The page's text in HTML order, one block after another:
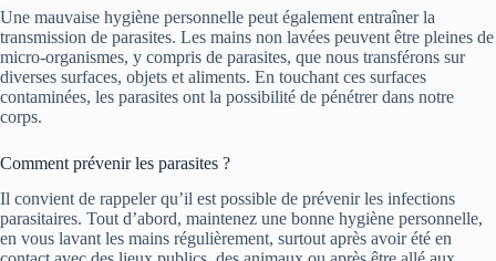
Une mauvaise hygiène personnelle peut également entraîner la
transmission de parasites. Les mains non lavées peuvent être pleines de
micro-organismes, y compris de parasites, que nous transférons sur
diverses surfaces, objets et aliments. En touchant ces surfaces
contaminées, les parasites ont la possibilité de pénétrer dans notre
corps.
Comment prévenir les parasites ?
Il convient de rappeler qu’il est possible de prévenir les infections
parasitaires. Tout d’abord, maintenez une bonne hygiène personnelle,
en vous lavant les mains régulièrement, surtout après avoir été en